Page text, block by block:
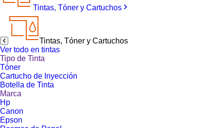
Tintas, Tóner y Cartuchos
Tintas, Tóner y Cartuchos
Ver todo en tintas
Tipo de Tinta
Tóner
Cartucho de Inyección
Botella de Tinta
Marca
Hp
Canon
Epson